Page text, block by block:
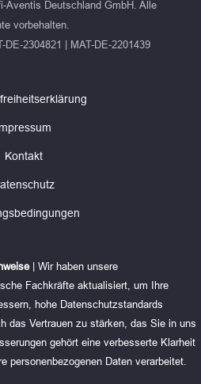
Aventis Deutschland GmbH. Alle
vorbehalten.
DE-2304821 | MAT-DE-2201439
Kontakt
| Wir haben unsere
Fachkräfte aktualisiert, um Ihre
hohe Datenschutzstandards
das Vertrauen zu stärken, das Sie in uns
gehört eine verbesserte Klarheit
personenbezogenen Daten verarbeitet.